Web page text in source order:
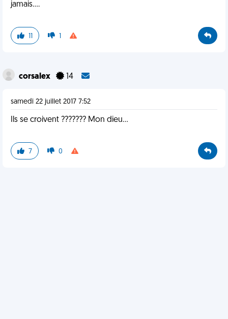
jamais....
11 1
corsalex 14
samedi 22 juillet 2017 7:52
Ils se croivent ??????? Mon dieu...
7 0